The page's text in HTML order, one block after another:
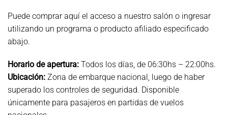
Puede comprar aquí el acceso a nuestro salón o ingresar
utilizando un programa o producto afiliado especificado
abajo.
Horario de apertura: Todos los días, de 06:30hs – 22:00hs.
Ubicación: Zona de embarque nacional, luego de haber
superado los controles de seguridad. Disponible
únicamente para pasajeros en partidas de vuelos